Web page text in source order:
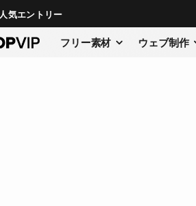
人気エントリー
フリー素材 ウェブ制作